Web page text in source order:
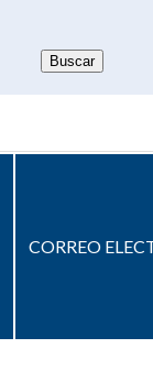
CORREO